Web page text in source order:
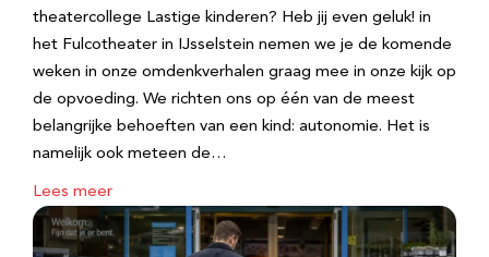
theatercollege Lastige kinderen? Heb jij even geluk! in
het Fulcotheater in IJsselstein nemen we je de komende
weken in onze omdenkverhalen graag mee in onze kijk op
de opvoeding. We richten ons op één van de meest
belangrijke behoeften van een kind: autonomie. Het is
namelijk ook meteen de…
Lees meer